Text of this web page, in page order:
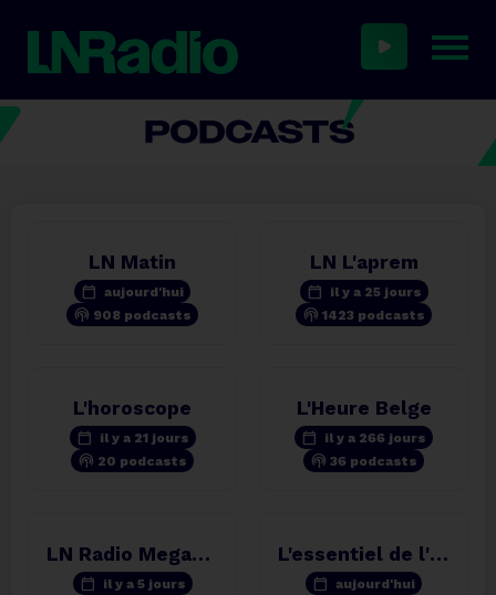
LN Matin
calendar_today aujourd'hui
podcasts 908 podcasts
LN L'aprem
calendar_today il y a 25 jours
podcasts 1423 podcasts
L'horoscope
calendar_today il y a 21 jours
podcasts 20 podcasts
L'Heure Belge
calendar_today il y a 266 jours
podcasts 36 podcasts
LN Radio Megamix
calendar_today il y a 5 jours
L'essentiel de l'info
calendar_today aujourd'hui